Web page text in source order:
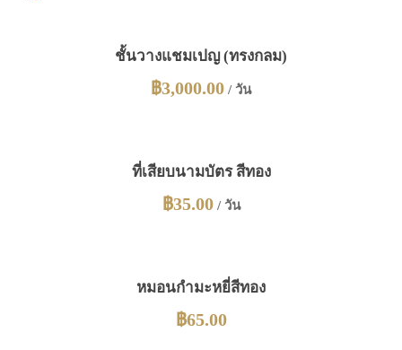
ชั้นวางแชมเปญ (ทรงกลม)
฿3,000.00 / วัน
ที่เสียบนามบัตร สีทอง
฿35.00/ วัน
หมอนกำมะหยี่สีทอง
฿65.00